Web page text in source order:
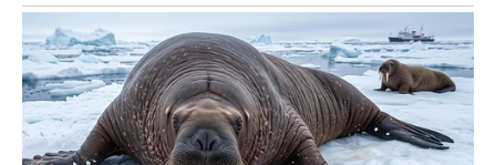
U ljubavi se otvara nova faza. Ako ste u vezi, partner
može učiniti gest koji će vas potpuno iznenaditi.
Slobodni Lavovi mogu upoznati osobu koja će odmah
privući njihovu pažnju. Energija tog susreta može biti